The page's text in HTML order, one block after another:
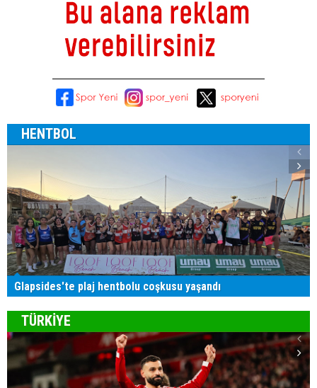
HENTBOL
Glapsides'te plaj hentbolu coşkusu yaşandı
TÜRKİYE